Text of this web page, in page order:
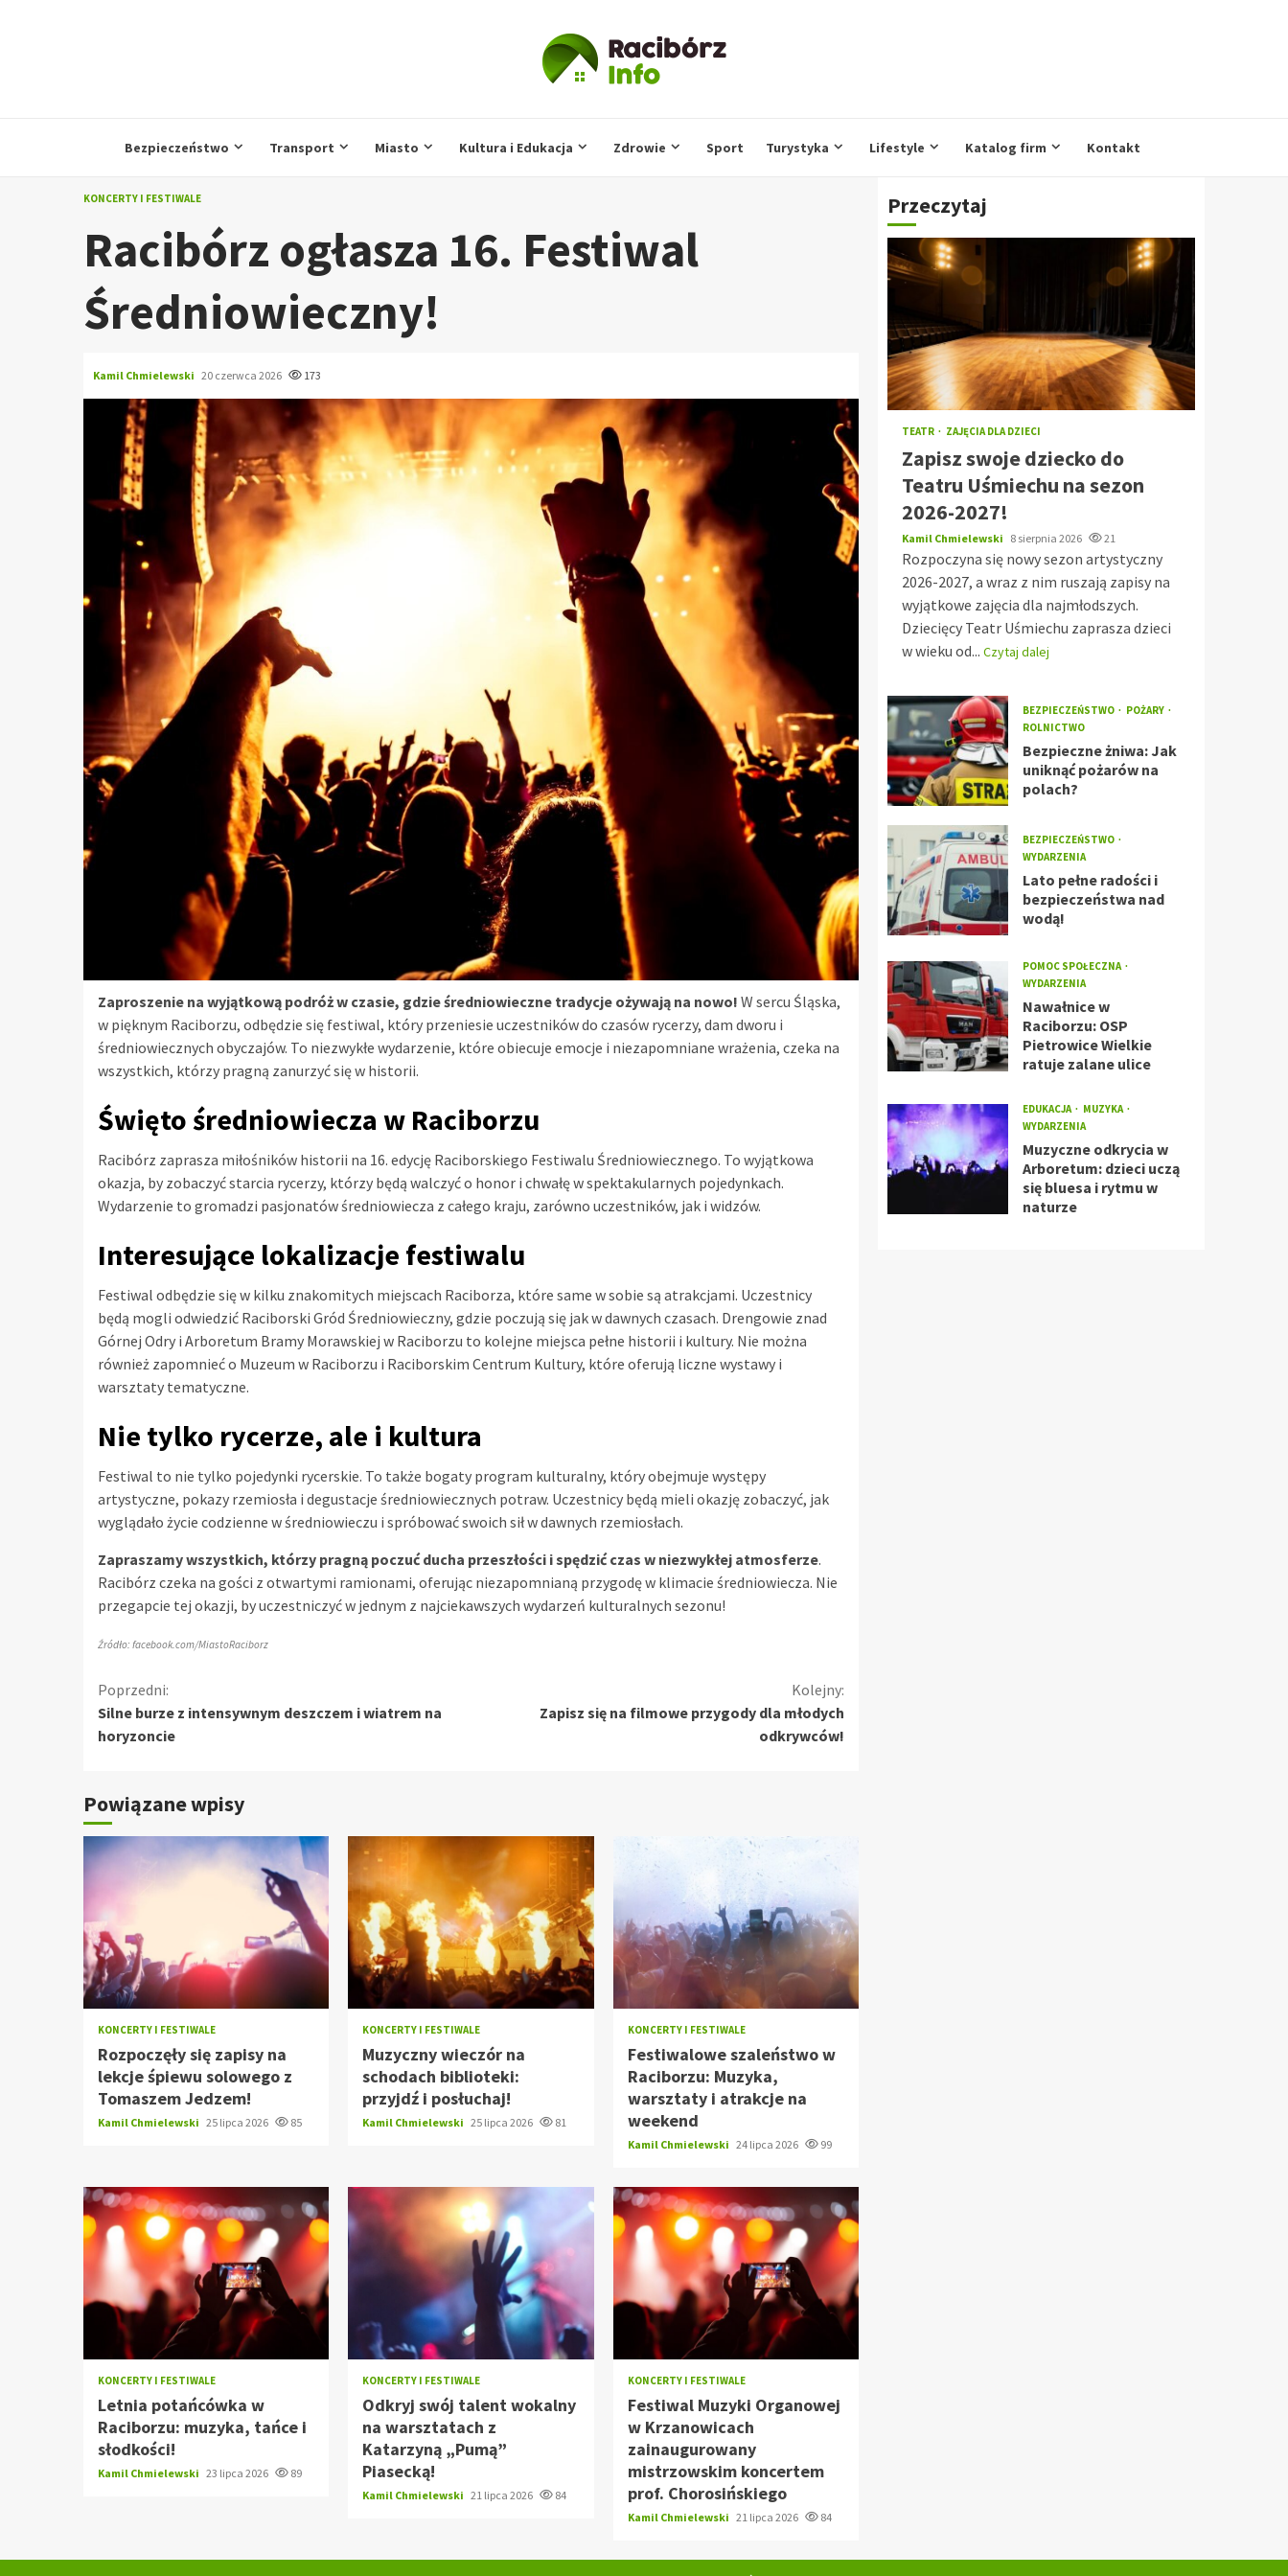
Bezpieczeństwo Transport Miasto Kultura i Edukacja Zdrowie Sport Turystyka Lifestyle Katalog firm Kontakt
KONCERTY I FESTIWALE
Racibórz ogłasza 16. Festiwal
Średniowieczny!
Kamil Chmielewski 20 czerwca 2026 173
Zaproszenie na wyjątkową podróż w czasie, gdzie średniowieczne tradycje ożywają na nowo! W sercu Śląska,
w pięknym Raciborzu, odbędzie się festiwal, który przeniesie uczestników do czasów rycerzy, dam dworu i
średniowiecznych obyczajów. To niezwykłe wydarzenie, które obiecuje emocje i niezapomniane wrażenia, czeka na
wszystkich, którzy pragną zanurzyć się w historii.
Święto średniowiecza w Raciborzu
Racibórz zaprasza miłośników historii na 16. edycję Raciborskiego Festiwalu Średniowiecznego. To wyjątkowa
okazja, by zobaczyć starcia rycerzy, którzy będą walczyć o honor i chwałę w spektakularnych pojedynkach.
Wydarzenie to gromadzi pasjonatów średniowiecza z całego kraju, zarówno uczestników, jak i widzów.
Interesujące lokalizacje festiwalu
Festiwal odbędzie się w kilku znakomitych miejscach Raciborza, które same w sobie są atrakcjami. Uczestnicy
będą mogli odwiedzić Raciborski Gród Średniowieczny, gdzie poczują się jak w dawnych czasach. Drengowie znad
Górnej Odry i Arboretum Bramy Morawskiej w Raciborzu to kolejne miejsca pełne historii i kultury. Nie można
również zapomnieć o Muzeum w Raciborzu i Raciborskim Centrum Kultury, które oferują liczne wystawy i
warsztaty tematyczne.
Nie tylko rycerze, ale i kultura
Festiwal to nie tylko pojedynki rycerskie. To także bogaty program kulturalny, który obejmuje występy
artystyczne, pokazy rzemiosła i degustacje średniowiecznych potraw. Uczestnicy będą mieli okazję zobaczyć, jak
wyglądało życie codzienne w średniowieczu i spróbować swoich sił w dawnych rzemiosłach.
Zapraszamy wszystkich, którzy pragną poczuć ducha przeszłości i spędzić czas w niezwykłej atmosferze.
Racibórz czeka na gości z otwartymi ramionami, oferując niezapomnianą przygodę w klimacie średniowiecza. Nie
przegapcie tej okazji, by uczestniczyć w jednym z najciekawszych wydarzeń kulturalnych sezonu!
Źródło: facebook.com/MiastoRaciborz
Kontynuuj
czytanie
Poprzedni:
Silne burze z intensywnym deszczem i wiatrem na
horyzoncie
Kolejny:
Zapisz się na filmowe przygody dla młodych
odkrywców!
Powiązane wpisy
KONCERTY I FESTIWALE
Rozpoczęły się zapisy na
lekcje śpiewu solowego z
Tomaszem Jedzem!
Kamil Chmielewski 25 lipca 2026 85
KONCERTY I FESTIWALE
Muzyczny wieczór na
schodach biblioteki:
przyjdź i posłuchaj!
Kamil Chmielewski 25 lipca 2026 81
KONCERTY I FESTIWALE
Festiwalowe szaleństwo w
Raciborzu: Muzyka,
warsztaty i atrakcje na
weekend
Kamil Chmielewski 24 lipca 2026 99
KONCERTY I FESTIWALE
Letnia potańcówka w
Raciborzu: muzyka, tańce i
słodkości!
Kamil Chmielewski 23 lipca 2026 89
KONCERTY I FESTIWALE
Odkryj swój talent wokalny
na warsztatach z
Katarzyną „Pumą”
Piasecką!
Kamil Chmielewski 21 lipca 2026 84
KONCERTY I FESTIWALE
Festiwal Muzyki Organowej
w Krzanowicach
zainaugurowany
mistrzowskim koncertem
prof. Chorosińskiego
Kamil Chmielewski 21 lipca 2026 84
Przeczytaj
TEATR ZAJĘCIA DLA DZIECI
Zapisz swoje dziecko do
Teatru Uśmiechu na sezon
2026-2027!
Kamil Chmielewski 8 sierpnia 2026 21
Rozpoczyna się nowy sezon artystyczny
2026-2027, a wraz z nim ruszają zapisy na
wyjątkowe zajęcia dla najmłodszych.
Dziecięcy Teatr Uśmiechu zaprasza dzieci
w wieku od... Czytaj dalej
BEZPIECZEŃSTWO
POŻARY
ROLNICTWO
Bezpieczne żniwa: Jak
uniknąć pożarów na
polach?
BEZPIECZEŃSTWO
WYDARZENIA
Lato pełne radości i
bezpieczeństwa nad
wodą!
POMOC SPOŁECZNA
WYDARZENIA
Nawałnice w
Raciborzu: OSP
Pietrowice Wielkie
ratuje zalane ulice
EDUKACJA
MUZYKA
WYDARZENIA
Muzyczne odkrycia w
Arboretum: dzieci uczą
się bluesa i rytmu w
naturze